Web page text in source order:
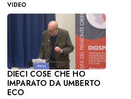
VIDEO
DIECI COSE CHE HO
IMPARATO DA UMBERTO
ECO